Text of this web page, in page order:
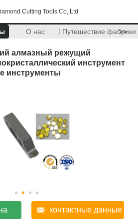
Cutting Tools Co,.Ltd
О нас Путешествие фабрики
>>
алмазный режущий
инструмент
инструменты
контактные данные